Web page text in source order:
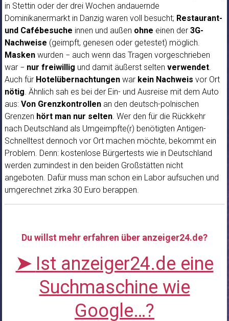
in Stettin oder der drei Wochen andauernde
Dominikanermarkt in Danzig waren voll besucht; Restaurant-
und Cafébesuche innen und außen ohne einen der 3G-
Nachweise (geimpft, genesen oder getestet) möglich.
Masken wurden − auch wenn das Tragen vorgeschrieben
war − nur freiwillig und damit äußerst selten verwendet.
Auch für Hotelübernachtungenwar kein Nachweis vor Ort
nötig. Ähnlich sah es bei der Ein- und Ausreise mit dem Auto
aus: Von Grenzkontrollenan den deutsch-polnischen
Grenzen hört man nur selten. Wer den für die Rückkehr
nach Deutschland als Umgeimpfte(r) benötigten Antigen-
Schnelltest dennoch vor Ort machen möchte, bekommt ein
Problem. Denn: kostenlose Bürgertests wie in Deutschland
werden zumindest in den beiden Großstätten nicht
angeboten. Dafür muss man schon ein Labor aufsuchen und
umgerechnet zirka 30 Euro berappen.
Du willst mehr erfahren über anzeiger24.de?
➤ Ist anzeiger24.de eine
Suchmaschine wie
Google…?